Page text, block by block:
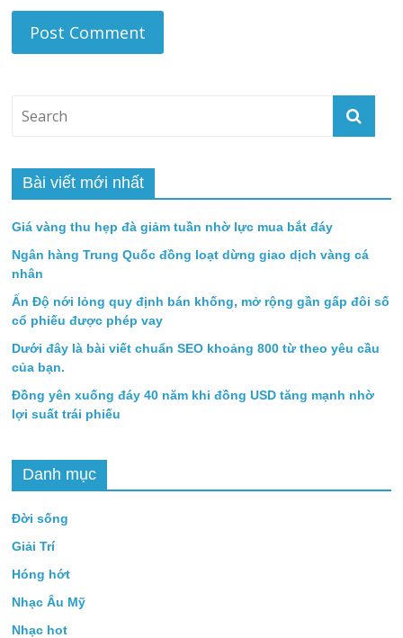
Bài viết mới nhất
Giá vàng thu hẹp đà giảm tuần nhờ lực mua bắt đáy
Ngân hàng Trung Quốc đồng loạt dừng giao dịch vàng cá
nhân
Ấn Độ nới lỏng quy định bán khống, mở rộng gần gấp đôi số
cổ phiếu được phép vay
Dưới đây là bài viết chuẩn SEO khoảng 800 từ theo yêu cầu
của bạn.
Đồng yên xuống đáy 40 năm khi đồng USD tăng mạnh nhờ
lợi suất trái phiếu
Danh mục
Đời sống
Giải Trí
Hóng hớt
Nhạc Âu Mỹ
Nhạc hot